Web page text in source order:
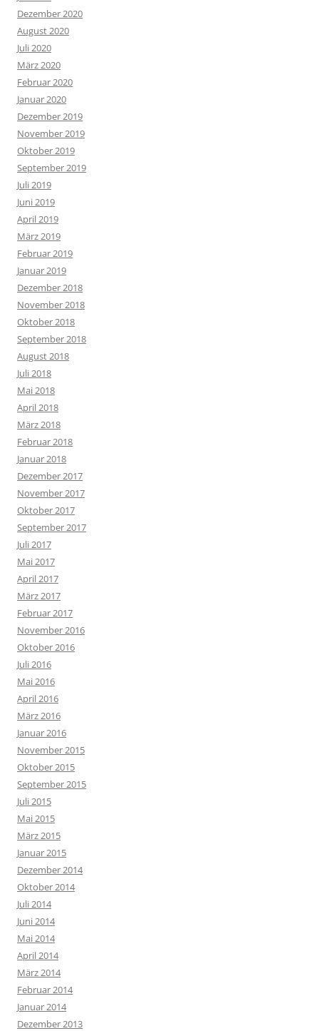
Dezember 2020
August 2020
Juli 2020
März 2020
Februar 2020
Januar 2020
Dezember 2019
November 2019
Oktober 2019
September 2019
Juli 2019
Juni 2019
April 2019
März 2019
Februar 2019
Januar 2019
Dezember 2018
November 2018
Oktober 2018
September 2018
August 2018
Juli 2018
Mai 2018
April 2018
März 2018
Februar 2018
Januar 2018
Dezember 2017
November 2017
Oktober 2017
September 2017
Juli 2017
Mai 2017
April 2017
März 2017
Februar 2017
November 2016
Oktober 2016
Juli 2016
Mai 2016
April 2016
März 2016
Januar 2016
November 2015
Oktober 2015
September 2015
Juli 2015
Mai 2015
März 2015
Januar 2015
Dezember 2014
Oktober 2014
Juli 2014
Juni 2014
Mai 2014
April 2014
März 2014
Februar 2014
Januar 2014
Dezember 2013